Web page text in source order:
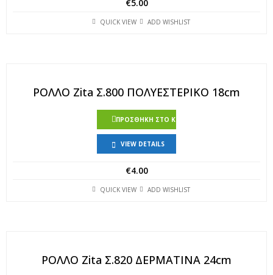
€5.00
QUICK VIEW ADD WISHLIST
ΡΟΛΛΟ Zita Σ.800 ΠΟΛΥΕΣΤΕΡΙΚΟ 18cm
ΠΡΟΣΘΉΚΗ ΣΤΟ ΚΑΛΆΘΙ
VIEW DETAILS
€4.00
QUICK VIEW ADD WISHLIST
ΡΟΛΛΟ Zita Σ.820 ΔΕΡΜΑΤΙΝΑ 24cm